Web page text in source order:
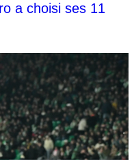
a choisi ses 11